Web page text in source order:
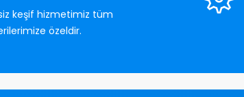
keşif hizmetimiz tüm
özeldir.